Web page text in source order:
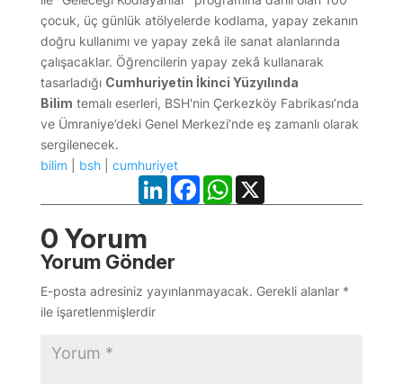
çocuk, üç günlük atölyelerde kodlama, yapay zekanın
doğru kullanımı ve yapay zekâ ile sanat alanlarında
çalışacaklar. Öğrencilerin yapay zekâ kullanarak
tasarladığı Cumhuriyetin İkinci Yüzyılında
Bilim temalı eserleri, BSH'nin Çerkezköy Fabrikası’nda
ve Ümraniye’deki Genel Merkezi’nde eş zamanlı olarak
sergilenecek.
bilim
bsh| cumhuriyet
LinkedInFacebookWhatsApp
X
0 Yorum
Yorum Gönder
E-posta adresiniz yayınlanmayacak. Gerekli alanlar *
ile işaretlenmişlerdir